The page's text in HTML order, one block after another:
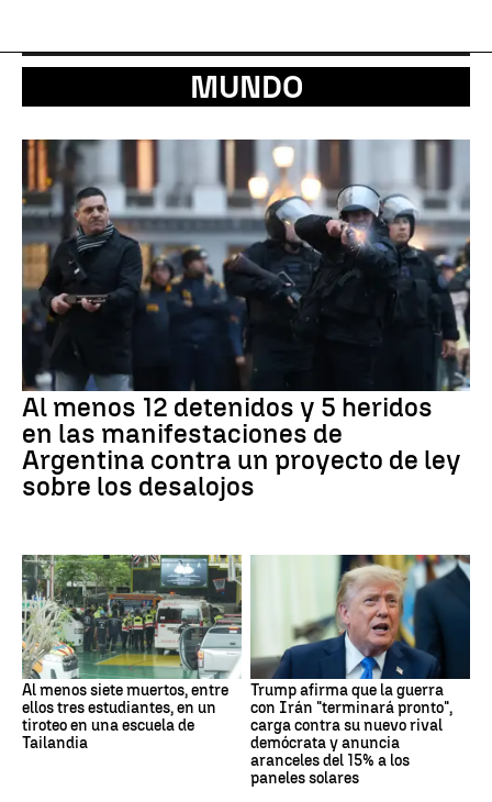
MUNDO
Al menos 12 detenidos y 5 heridos
en las manifestaciones de
Argentina contra un proyecto de ley
sobre los desalojos
Al menos siete muertos, entre
ellos tres estudiantes, en un
tiroteo en una escuela de
Tailandia
Trump afirma que la guerra
con Irán "terminará pronto",
carga contra su nuevo rival
demócrata y anuncia
aranceles del 15% a los
paneles solares